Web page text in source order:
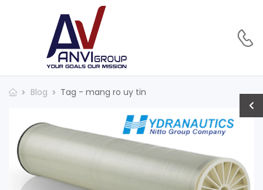
Blog Tag - mang ro uy tin